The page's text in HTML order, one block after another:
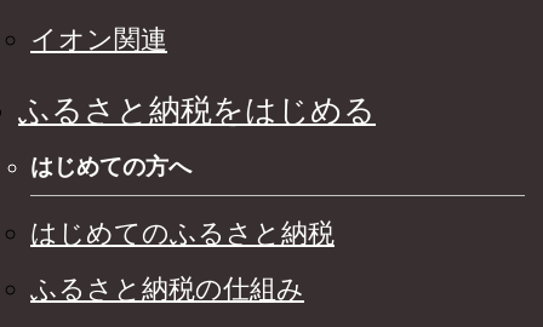
イオン関連
ふるさと納税をはじめる
はじめての方へ
はじめてのふるさと納税
ふるさと納税の仕組み